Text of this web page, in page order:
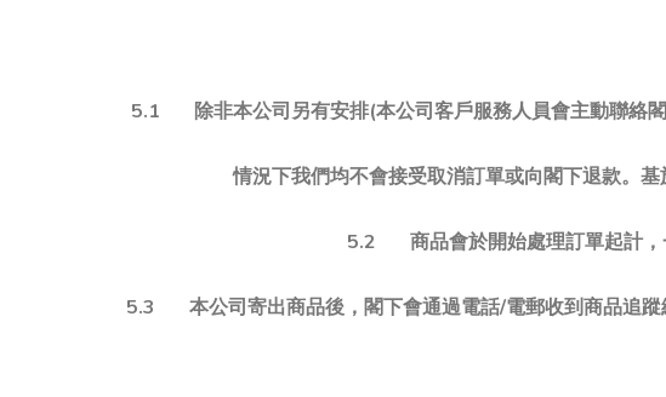
5.1 除非本公司另有安排(本公司客戶服務人員會主動聯絡閣
情況下我們均不會接受取消訂單或向閣下退款。
5.2 商品會於開始處理訂單起計，
5.3 本公司寄出商品後，閣下會通過電話/電郵收到商品追